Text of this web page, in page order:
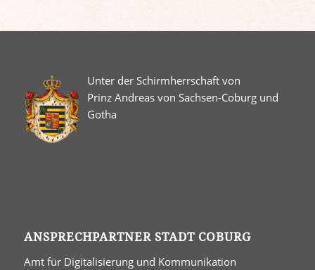
Unter der Schirmherrschaft von
Prinz Andreas von Sachsen-Coburg und
Gotha
ANSPRECHPARTNER STADT COBURG
Amt für Digitalisierung und Kommunikation